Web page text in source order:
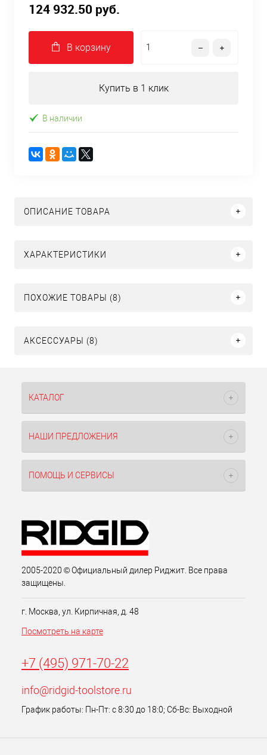
124 932.50 руб.
В корзину
Купить в 1 клик
В наличии
ОПИСАНИЕ ТОВАРА
ХАРАКТЕРИСТИКИ
ПОХОЖИЕ ТОВАРЫ (8)
АКСЕССУАРЫ (8)
КАТАЛОГ
НАШИ ПРЕДЛОЖЕНИЯ
ПОМОЩЬ И СЕРВИСЫ
2005-2020 © Официальный дилер Риджит. Все права
защищены.
г. Москва, ул. Кирпичная, д. 48
Посмотреть на карте
+7 (495) 971-70-22
info@ridgid-toolstore.ru
График работы: Пн-Пт: с 8:30 до 18:0; Сб-Вс: Выходной